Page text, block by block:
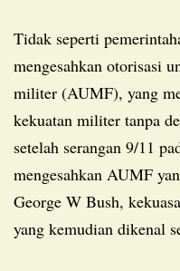
Tidak seperti pemerintahan sebelumnya, Trump belum
mengesahkan otorisasi
militer (AUMF), yang
kekuatan militer tanpa
setelah serangan 9/11
mengesahkan AUMF
George W Bush,
yang kemudian dikenal